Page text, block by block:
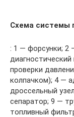
Схема системы
: 1 — форсунки; 2
проверки
колпачком); 4 —
дроссельный
сепаратор; 9 —
топливный